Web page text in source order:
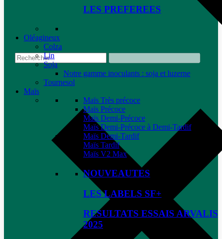
LES PREFEREES
Oléagineux
Colza
Lin
Soja
Notre gamme inoculants : soja et luzerne
Tournesol
Maïs
Maïs Très précoce
Maïs Précoce
Maïs Demi-Précoce
Maïs Demi-Précoce à Demi-Tardif
Maïs Demi-Tardif
Maïs Tardif
Maïs V2 Max
NOUVEAUTES
LES LABELS SF+
RESULTATS ESSAIS ARVALIS
2025